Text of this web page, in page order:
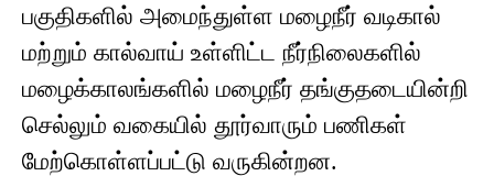
பகுதிகளில் அமைந்துள்ள மழைநீர் வடிகால்
மற்றும் கால்வாய் உள்ளிட்ட நீர்நிலைகளில்
மழைக்காலங்களில் மழைநீர் தங்குதடையின்றி
செல்லும் வகையில் தூர்வாரும் பணிகள்
மேற்கொள்ளப்பட்டு வருகின்றன.